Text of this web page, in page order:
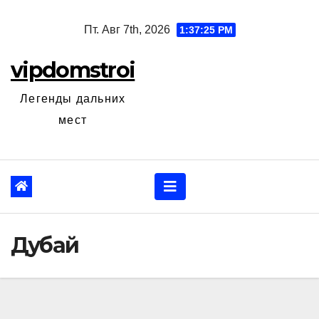
Пт. Авг 7th, 2026 1:37:26 PM
vipdomstroi
Легенды дальних
мест
Дубай